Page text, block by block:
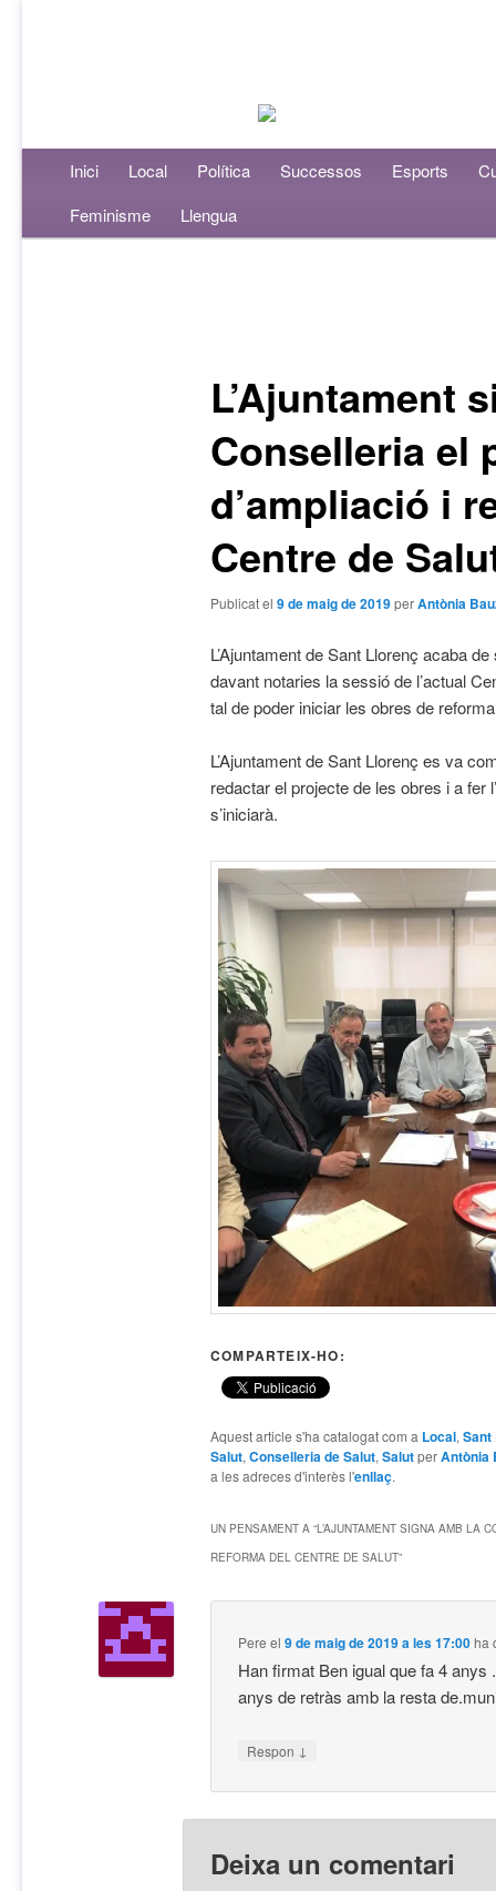
Menú principalAneu al contingut principal
Aneu al contingut secundari
Inici Local Política Successos Esports
Feminisme
Llengua
L’Ajuntament
Conselleria el
d’ampliació i
Centre de
Publicat el 9 de maig de 2019perAntònia
L’Ajuntament de Sant Llorenç acaba
davant notaries la sessió de l’actual
tal de poder iniciar les obres de
L’Ajuntament de Sant Llorenç es va
redactar el projecte de les obres i a fer
s’iniciarà.
COMPARTEIX-HO:
Aquest article s'ha catalogat com a Local, Sant
Salut, Conselleria de Salut, SalutperAntònia
a les adreces d'interès l'enllaç.
UN PENSAMENT A “L’AJUNTAMENT SIGNA AMB LA
REFORMA DEL CENTRE DE SALUT”
Pere el9 de maig de 2019 a les 17:00ha
Han firmat Ben igual que fa 4 anys
anys de retràs amb la resta
Respon ↓
Deixa un comentari